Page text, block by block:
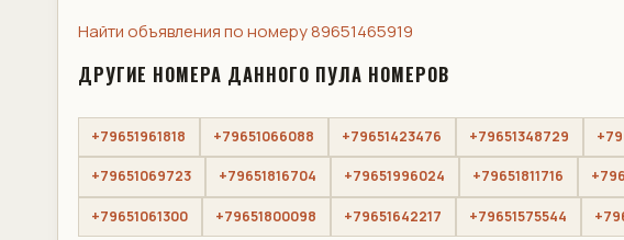
Найти объявления по номеру 89651465919
ДРУГИЕ НОМЕРА ДАННОГО ПУЛА НОМЕРОВ
+79651961818 +79651066088 +79651423476 +79651348729
+79651069723 +79651816704 +79651996024 +79651811716
+79651061300 +79651800098 +79651642217 +79651575544